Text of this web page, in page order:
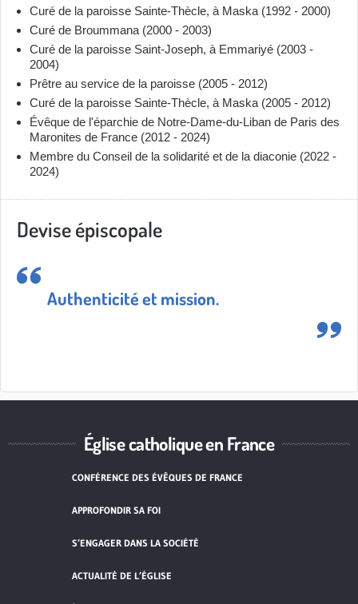
Curé de la paroisse Sainte-Thècle, à Maska (1992 - 2000)
Curé de Broummana (2000 - 2003)
Curé de la paroisse Saint-Joseph, à Emmariyé (2003 -
2004)
Prêtre au service de la paroisse (2005 - 2012)
Curé de la paroisse Sainte-Thècle, à Maska (2005 - 2012)
Évêque de l'éparchie de Notre-Dame-du-Liban de Paris des
Maronites de France (2012 - 2024)
Membre du Conseil de la solidarité et de la diaconie (2022 -
2024)
Devise épiscopale
Authenticité et mission.
Église catholique en France
CONFÉRENCE DES ÉVÊQUES DE FRANCE
APPROFONDIR SA FOI
S’ENGAGER DANS LA SOCIÉTÉ
ACTUALITÉ DE L’ÉGLISE